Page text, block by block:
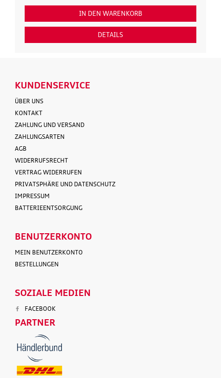
IN DEN WARENKORB
DETAILS
KUNDENSERVICE
ÜBER UNS
KONTAKT
ZAHLUNG UND VERSAND
ZAHLUNGSARTEN
AGB
WIDERRUFSRECHT
VERTRAG WIDERRUFEN
PRIVATSPHÄRE UND DATENSCHUTZ
IMPRESSUM
BATTERIEENTSORGUNG
BENUTZERKONTO
MEIN BENUTZERKONTO
BESTELLUNGEN
SOZIALE MEDIEN
FACEBOOK
PARTNER